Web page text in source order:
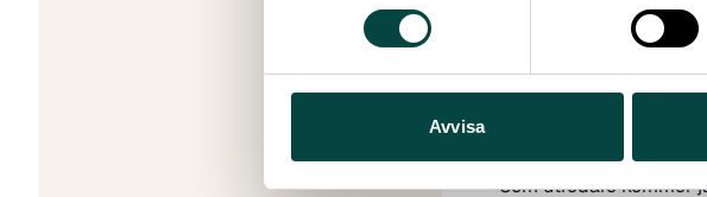
Avvisa
högstadielärare, där
matematik på bästa sätt.
Utifrån min bakgrund
med att utveckla
elever och lärare och
inom min roll som
Som utredare kommer